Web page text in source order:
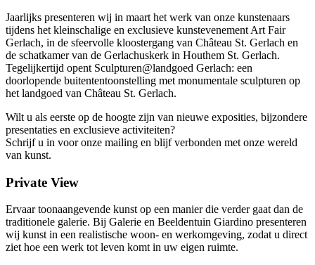
Jaarlijks presenteren wij in maart het werk van onze kunstenaars
tijdens het kleinschalige en exclusieve kunstevenement Art Fair
Gerlach, in de sfeervolle kloostergang van Château St. Gerlach en
de schatkamer van de Gerlachuskerk in Houthem St. Gerlach.
Tegelijkertijd opent Sculpturen@landgoed Gerlach: een
doorlopende buitententoonstelling met monumentale sculpturen op
het landgoed van Château St. Gerlach.
Wilt u als eerste op de hoogte zijn van nieuwe exposities, bijzondere
presentaties en exclusieve activiteiten?
Schrijf u in voor onze mailing en blijf verbonden met onze wereld
van kunst.
Private View
Ervaar toonaangevende kunst op een manier die verder gaat dan de
traditionele galerie. Bij Galerie en Beeldentuin Giardino presenteren
wij kunst in een realistische woon- en werkomgeving, zodat u direct
ziet hoe een werk tot leven komt in uw eigen ruimte.